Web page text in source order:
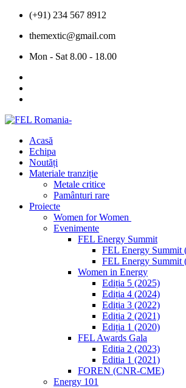
(+91) 234 567 8912
themextic@gmail.com
Mon - Sat 8.00 - 18.00
Acasă
Echipa
Noutăți
Materiale tranziție
Metale critice
Pamânturi rare
Proiecte
Women for Women
Evenimente
FEL Energy Summit
FEL Energy Summit
FEL Energy Summit
Women in Energy
Ediția 5 (2025)
Ediția 4 (2024)
Ediția 3 (2022)
Ediția 2 (2021)
Ediția 1 (2020)
FEL Awards Gala
Editia 2 (2023)
Editia 1 (2021)
FOREN (CNR-CME)
Energy 101